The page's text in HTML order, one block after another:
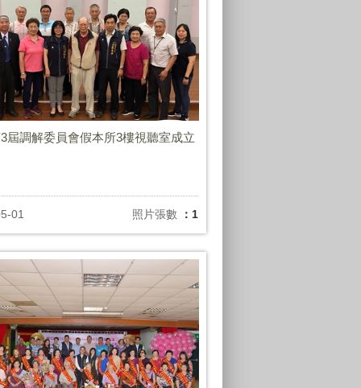
屆調解委員會假本所3樓視聽室成立
01 照片張數 ：1